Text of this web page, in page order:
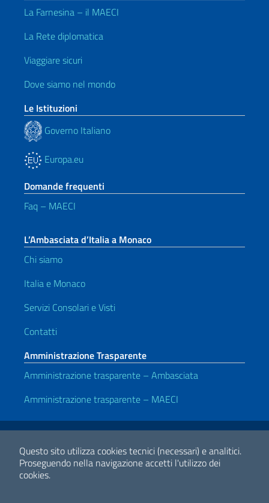
Questo sito utilizza cookies tecnici (necessari) e analitici.
Proseguendo nella navigazione accetti l'utilizzo dei
cookies.
La Farnesina – il MAECI
La Rete diplomatica
Viaggiare sicuri
Dove siamo nel mondo
Le Istituzioni
Governo Italiano
Europa.eu
Domande frequenti
Faq – MAECI
L’Ambasciata d’Italia a Monaco
Chi siamo
Italia e Monaco
Servizi Consolari e Visti
Contatti
Amministrazione Trasparente
Amministrazione trasparente – Ambasciata
Amministrazione trasparente – MAECI
Link Utili